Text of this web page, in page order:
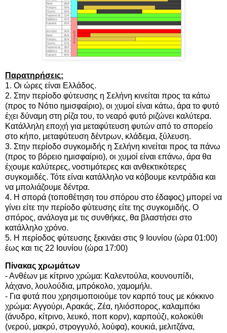
Παρατηρήσεις:
1. Οι ώρες είναι Ελλάδος.
2. Στην περίοδο φύτευσης η Σελήνη κινείται προς τα κάτω
(προς το Νότιο ημισφαίριο), οι χυμοί είναι κάτω, άρα το φυτό
έχει δύναμη στη ρίζα του, το νεαρό φυτό ριζώνει καλύτερα.
Κατάλληλη εποχή για μεταφύτευση φυτών από το σπορείο
στο κήπο, μεταφύτευση δέντρων, κλάδεμα, ξύλευση.
3. Στην περίοδο συγκομιδής η Σελήνη κινείται προς τα πάνω
(προς το βόρειο ημισφαίριο), οι χυμοί είναι επάνω, άρα θα
έχουμε καλύτερες, νοστιμότερες και ανθεκτικότερες
συγκομιδές. Τότε είναι κατάλληλο να κόβουμε κεντράδια και
να μπολιάζουμε δέντρα.
4. Η σπορά (τοποθέτηση του σπόρου στο έδαφος) μπορεί να
γίνει είτε την περίοδο φύτευσης είτε της συγκομιδής. Ο
σπόρος, ανάλογα με τις συνθήκες, θα βλαστήσει στο
κατάλληλο χρόνο.
5. Η περίοδος φύτευσης ξεκινάει στις 9 Ιουνίου (ώρα 01:00)
έως και τις 22 Ιουνίου (ώρα 17:00)
Πίνακας χρωμάτων
- Ανθέων με κίτρινο χρώμα: Καλεντούλα, κουνουπίδι,
λάχανο, λουλούδια, μπρόκολο, χαμομήλι.
- Για φυτά που χρησιμοποιούμε τον καρπό τους με κόκκινο
χρώμα: Αγγούρι, Αρακάς, Ζέα, ηλιόσπορος, καλαμπόκι
(άνυδρο, κίτρινο, λευκό, ποπ κορν), καρπούζι, κολοκύθι
(νερού, μακρύ, στρογγυλό, λούφα), κουκιά, μελιτζάνα,